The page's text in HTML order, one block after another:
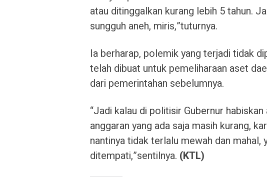
atau ditinggalkan kurang lebih 5 tahun.
sungguh aneh, miris,”tuturnya.
Ia berharap, polemik yang terjadi tidak
telah dibuat untuk pemeliharaan aset
dari pemerintahan sebelumnya.
“Jadi kalau di politisir Gubernur
anggaran yang ada saja masih kurang,
nantinya tidak terlalu mewah dan mahal,
ditempati,”sentilnya. (KTL)